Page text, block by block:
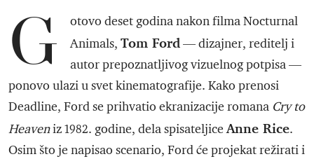
G
otovo deset godina nakon filma Nocturnal
Animals, Tom Ford — dizajner, reditelj i
autor prepoznatljivog vizuelnog potpisa —
ponovo ulazi u svet kinematografije. Kako prenosi
Deadline, Ford se prihvatio ekranizacije romana Cry to
Heaveniz 1982. godine, dela spisateljiceAnne Rice.
Osim što je napisao scenario, Ford će projekat režirati i